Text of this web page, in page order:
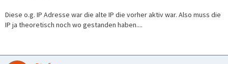
Diese o.g. IP Adresse war die alte IP die vorher aktiv war. Also muss die
IP ja theoretisch noch wo gestanden haben....